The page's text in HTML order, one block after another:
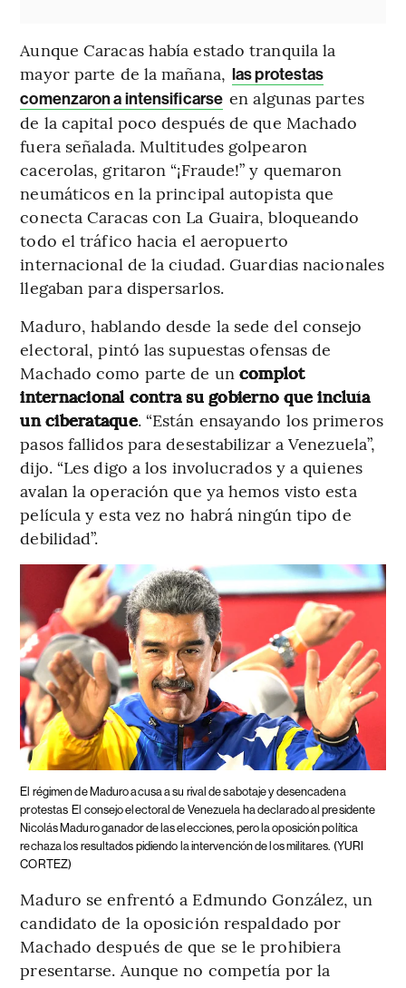
Aunque Caracas había estado tranquila la
mayor parte de la mañana, las protestas
comenzaron a intensificarse en algunas partes
de la capital poco después de que Machado
fuera señalada. Multitudes golpearon
cacerolas, gritaron “¡Fraude!” y quemaron
neumáticos en la principal autopista que
conecta Caracas con La Guaira, bloqueando
todo el tráfico hacia el aeropuerto
internacional de la ciudad. Guardias nacionales
llegaban para dispersarlos.
Maduro, hablando desde la sede del consejo
electoral, pintó las supuestas ofensas de
Machado como parte de un complot
internacional contra su gobierno que incluía
un ciberataque. “Están ensayando los primeros
pasos fallidos para desestabilizar a Venezuela”,
dijo. “Les digo a los involucrados y a quienes
avalan la operación que ya hemos visto esta
película y esta vez no habrá ningún tipo de
debilidad”.
El régimen de Maduro acusa a su rival de sabotaje y desencadena
protestas El consejo electoral de Venezuela ha declarado al presidente
Nicolás Maduro ganador de las elecciones, pero la oposición política
rechaza los resultados pidiendo la intervención de los militares. (YURI
CORTEZ)
Maduro se enfrentó a Edmundo González, un
candidato de la oposición respaldado por
Machado después de que se le prohibiera
presentarse. Aunque no competía por la